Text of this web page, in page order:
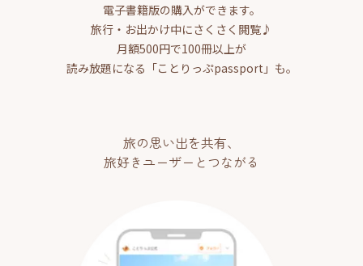
電子書籍版の購入ができます。
旅行・お出かけ中にさくさく閲覧♪
月額500円で100冊以上が
読み放題になる「ことりっぷpassport」も。
旅の思い出を共有、
旅好きユーザーとつながる